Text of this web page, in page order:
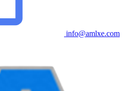
info@amlxe.com